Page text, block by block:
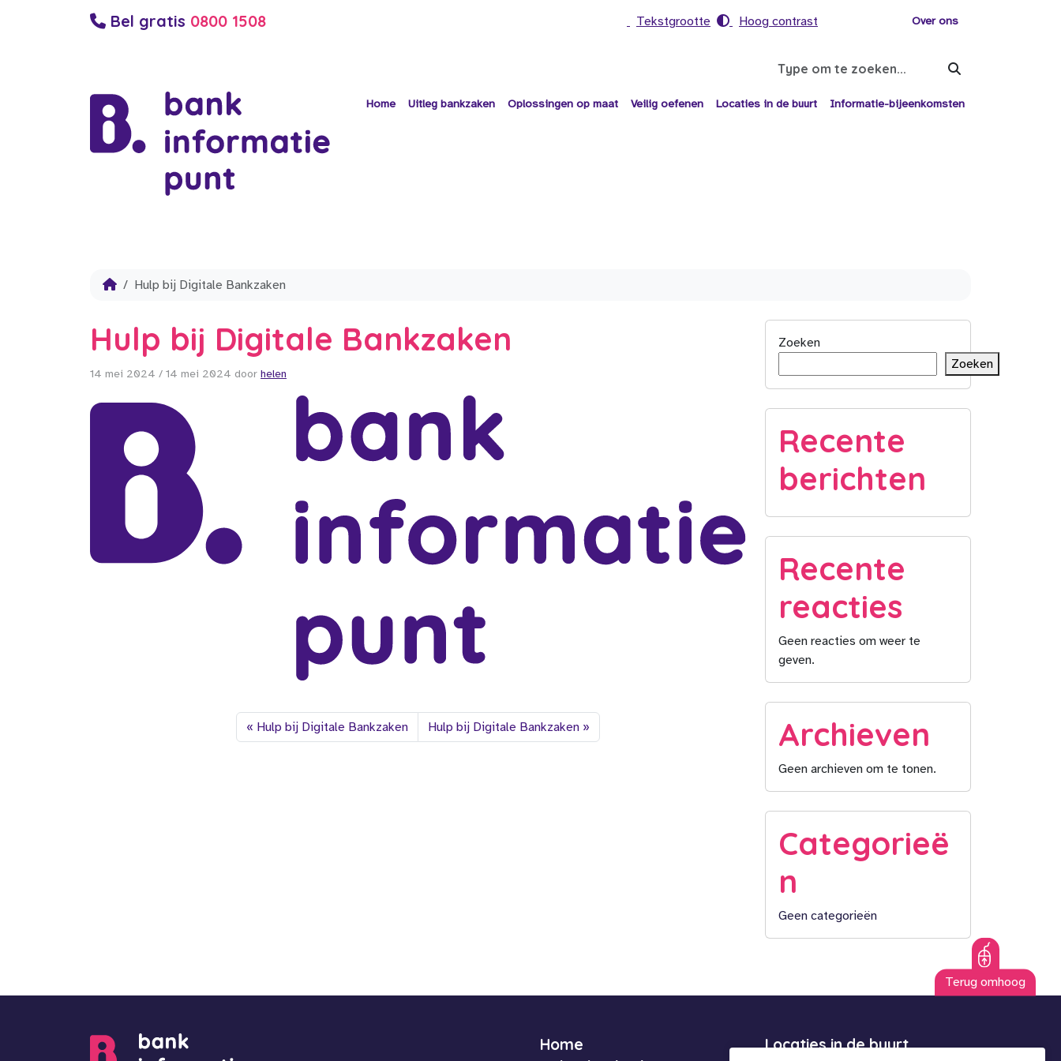
Bel gratis 0800 1508 Tekstgrootte Hoog contrast Over ons
Search
Home Uitleg bankzaken Oplossingen op maat Veilig oefenen Locaties in de buurt Informatie-bijeenkomsten
Hulp bij Digitale Bankzaken
Hulp bij Digitale Bankzaken
14 mei 2024 / 14 mei 2024 door helen
Hulp bij Digitale Bankzaken Hulp bij Digitale Bankzaken
Zoeken
Zoeken
Recente
berichten
Recente
reacties
Geen reacties om weer te
geven.
Archieven
Geen archieven om te tonen.
Categorieë
n
Geen categorieën
Terug omhoog
Home
Locaties in de buurt